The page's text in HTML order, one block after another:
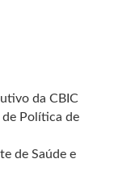
da CBIC
Política de
de Saúde e